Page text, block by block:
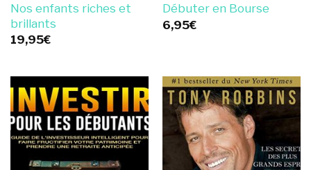
Nos enfants riches et
brillants
19,95€
Débuter en Bourse
6,95€